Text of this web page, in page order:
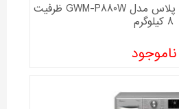
ماشین لباسشویی جی پلاس مدل GWM-P880W ظرفیت
8 کیلوگرم
ناموجود